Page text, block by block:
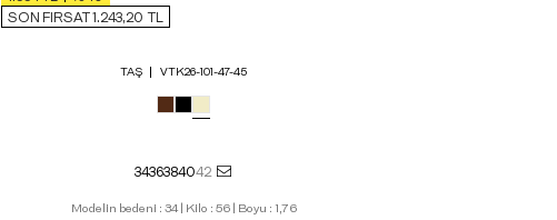
SON FIRSAT 1.243,20 TL
TAŞ VTK26-101-47-45
3436384042
Modelin bedeni : 34 | Kilo : 56 | Boyu : 1,76